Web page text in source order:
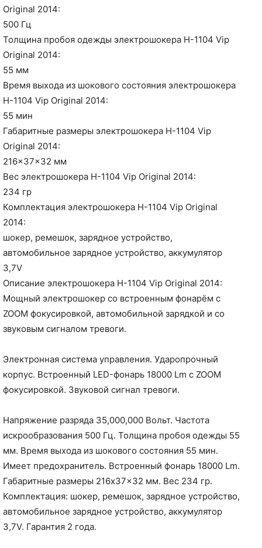
Original 2014:
500 Гц
Толщина пробоя одежды электрошокера H-1104 Vip
Original 2014:
55 мм
Время выхода из шокового состояния электрошокера
H-1104 Vip Original 2014:
55 мин
Габаритные размеры электрошокера H-1104 Vip
Original 2014:
216x37x32 мм
Вес электрошокера H-1104 Vip Original 2014:
234 гр
Комплектация электрошокера H-1104 Vip Original
2014:
шокер, ремешок, зарядное устройство,
автомобильное зарядное устройство, аккумулятор
3,7V
Описание электрошокера H-1104 Vip Original 2014:
Мощный электрошокер со встроенным фонарём с
ZOOM фокусировкой, автомобильной зарядкой и со
звуковым сигналом тревоги.
Электронная система управления. Ударопрочный
корпус. Встроенный LED-фонарь 18000 Lm с ZOOM
фокусировкой. Звуковой сигнал тревоги.
Напряжение разряда 35,000,000 Вольт. Частота
искрообразования 500 Гц. Толщина пробоя одежды 55
мм. Время выхода из шокового состояния 55 мин.
Имеет предохранитель. Встроенный фонарь 18000 Lm.
Габаритные размеры 216x37x32 мм. Вес 234 гр.
Комплектация: шокер, ремешок, зарядное устройство,
автомобильное зарядное устройство, аккумулятор
3,7V. Гарантия 2 года.